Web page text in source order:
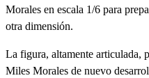
Morales en escala 1/6 para
otra dimensión.
La figura, altamente articulada,
Miles Morales de nuevo